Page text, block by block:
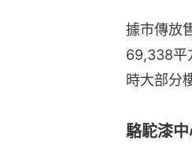
據市傳放
69,338平
時大部分
駱駝漆